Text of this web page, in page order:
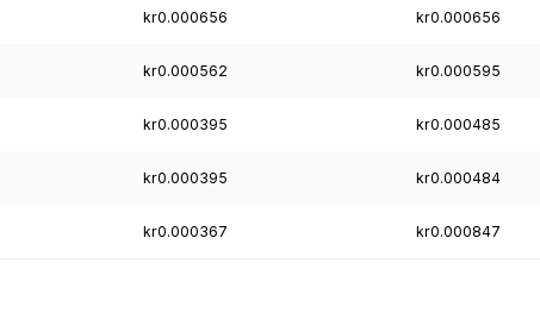
kr0.000656 kr0.000656
kr0.000562 kr0.000595
kr0.000395 kr0.000485
kr0.000395 kr0.000484
kr0.000367 kr0.000847